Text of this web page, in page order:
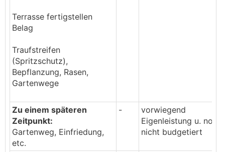
Terrasse fertigstellen
Belag
Traufstreifen
(Spritzschutz),
Bepflanzung, Rasen,
Gartenwege
Zu einem späteren
Zeitpunkt:
Gartenweg, Einfriedung,
etc.
-
vorwiegend
Eigenleistung u. noch
nicht budgetiert